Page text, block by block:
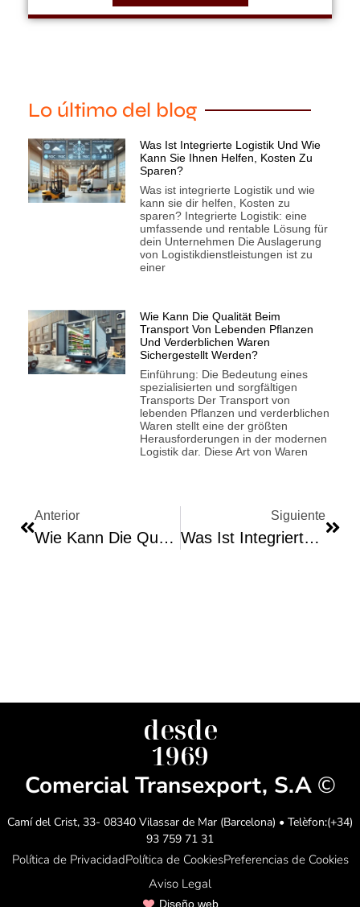
Lo último del blog
Was Ist Integrierte Logistik Und Wie
Kann Sie Ihnen Helfen, Kosten Zu
Sparen?
Was ist integrierte Logistik und wie
kann sie dir helfen, Kosten zu
sparen? Integrierte Logistik: eine
umfassende und rentable Lösung für
dein Unternehmen Die Auslagerung
von Logistikdienstleistungen ist zu
einer
Wie Kann Die Qualität Beim
Transport Von Lebenden Pflanzen
Und Verderblichen Waren
Sichergestellt Werden?
Einführung: Die Bedeutung eines
spezialisierten und sorgfältigen
Transports Der Transport von
lebenden Pflanzen und verderblichen
Waren stellt eine der größten
Herausforderungen in der modernen
Logistik dar. Diese Art von Waren
Anterior
Wie Kann Die Qualität Beim Transport Von Lebenden Pflanzen Und Verderblichen Waren Sichergestellt Werden?
Siguiente
Was Ist Integrierte Logistik Und Wie Kann Sie Ihnen Helfen, Kosten Zu Sparen?
desde
1969
Comercial Transexport, S.A©
Camí del Crist, 33- 08340 Vilassar de Mar (Barcelona) • Telèfon:(+34)
93 759 71 31
Política de PrivacidadPolítica de CookiesPreferencias de Cookies
Aviso Legal
Diseño web